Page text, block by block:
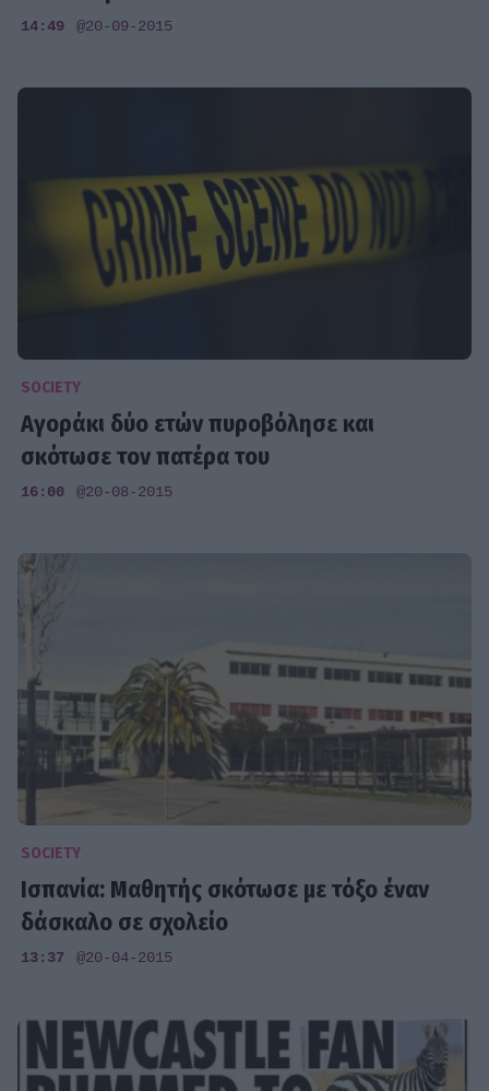
14:49 @20-09-2015
SOCIETY
Aγοράκι δύο ετών πυροβόλησε και
σκότωσε τον πατέρα του
16:00 @20-08-2015
SOCIETY
Ισπανία: Μαθητής σκότωσε με τόξο έναν
δάσκαλο σε σχολείο
13:37 @20-04-2015